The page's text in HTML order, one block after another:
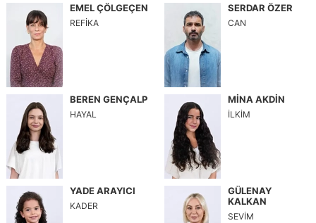
EMEL ÇÖLGEÇEN
REFİKA
SERDAR ÖZER
CAN
BEREN GENÇALP
HAYAL
MİNA AKDİN
İLKİM
YADE ARAYICI
KADER
GÜLENAY
KALKAN
SEVİM